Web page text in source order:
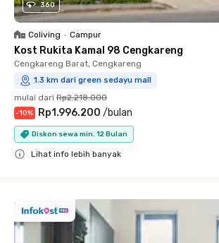
360
Coliving • Campur
Kost Rukita Kamal 98 Cengkareng
Cengkareng Barat, Cengkareng
1.3 km dari green sedayu mall
mulai dari Rp2.218.000
-10% Rp1.996.200 /bulan
Diskon sewa min. 12 Bulan
Lihat info lebih banyak